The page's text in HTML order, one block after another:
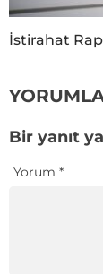
İstirahat
Bir yanıt
Yorum *